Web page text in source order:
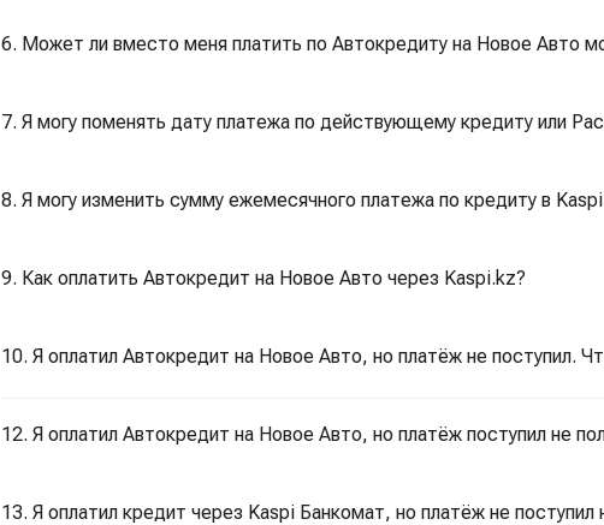
6. Может ли вместо меня платить по Автокредиту на Новое Авто
7. Я могу поменять дату платежа по действующему кредиту или
8. Я могу изменить сумму ежемесячного платежа по кредиту в
9. Как оплатить Автокредит на Новое Авто через Kaspi.kz?
10. Я оплатил Автокредит на Новое Авто, но платёж не поступил.
12. Я оплатил Автокредит на Новое Авто, но платёж поступил не
13. Я оплатил кредит через Kaspi Банкомат, но платёж не поступил